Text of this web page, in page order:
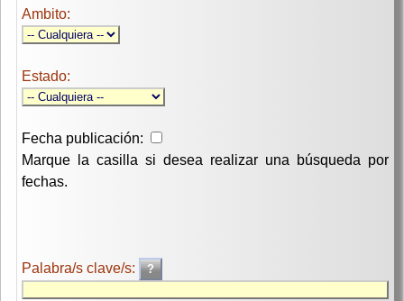
Ambito:
Estado:
Fecha publicación:
Marque la casilla si desea realizar una búsqueda por
fechas.
Palabra/s clave/s: